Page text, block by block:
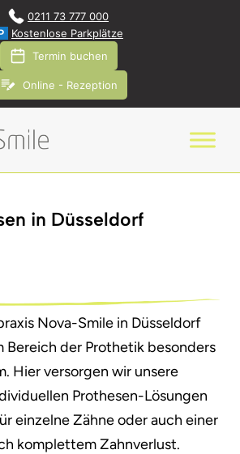
0211 73 777 000
Kostenlose Parkplätze
Termin buchen
Online - Rezeption
in Düsseldorf
Nova-Smile in Düsseldorf
Bereich der Prothetik besonders
Hier versorgen wir unsere
Prothesen-Lösungen
einzelne Zähne oder auch einer
komplettem Zahnverlust.